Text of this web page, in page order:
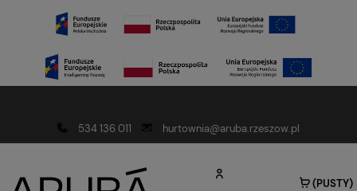
534 136 011
hurtownia@aruba.rzeszow.pl
(PUSTY)